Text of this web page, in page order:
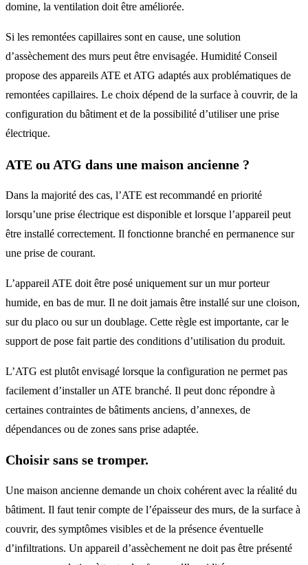
domine, la ventilation doit être améliorée.
Si les remontées capillaires sont en cause, une solution
d’assèchement des murs peut être envisagée. Humidité Conseil
propose des appareils ATE et ATG adaptés aux problématiques de
remontées capillaires. Le choix dépend de la surface à couvrir, de la
configuration du bâtiment et de la possibilité d’utiliser une prise
électrique.
ATE ou ATG dans une maison ancienne ?
Dans la majorité des cas, l’ATE est recommandé en priorité
lorsqu’une prise électrique est disponible et lorsque l’appareil peut
être installé correctement. Il fonctionne branché en permanence sur
une prise de courant.
L’appareil ATE doit être posé uniquement sur un mur porteur
humide, en bas de mur. Il ne doit jamais être installé sur une cloison,
sur du placo ou sur un doublage. Cette règle est importante, car le
support de pose fait partie des conditions d’utilisation du produit.
L’ATG est plutôt envisagé lorsque la configuration ne permet pas
facilement d’installer un ATE branché. Il peut donc répondre à
certaines contraintes de bâtiments anciens, d’annexes, de
dépendances ou de zones sans prise adaptée.
Choisir sans se tromper.
Une maison ancienne demande un choix cohérent avec la réalité du
bâtiment. Il faut tenir compte de l’épaisseur des murs, de la surface à
couvrir, des symptômes visibles et de la présence éventuelle
d’infiltrations. Un appareil d’assèchement ne doit pas être présenté